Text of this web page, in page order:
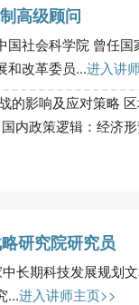
高级顾问
国社会科学院 曾任
和改革委员...进入讲
的影响及应对策略
内政策逻辑：经济
研究院研究员
长期科技发展规划
...进入讲师主页>>